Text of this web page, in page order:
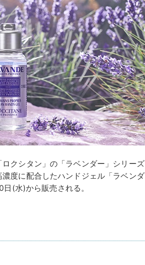
クシタン」の「ラベンダー」シリーズ
度に配合したハンドジェル「ラベンダ
(水)から販売される。